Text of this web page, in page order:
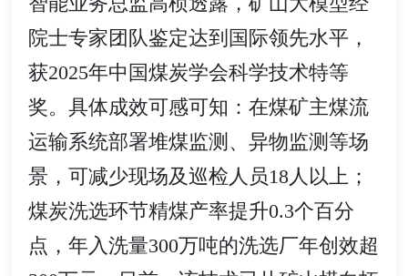
院士专家团队鉴定达到国际领先水平，
获2025年中国煤炭学会科学技术特等
奖。具体成效可感可知：在煤矿主煤流
运输系统部署堆煤监测、异物监测等场
景，可减少现场及巡检人员18人以上；
煤炭洗选环节精煤产率提升0.3个百分
点，年入洗量300万吨的洗选厂年创效超